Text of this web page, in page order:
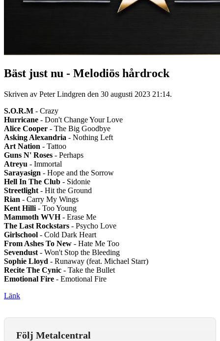
Bäst just nu - Melodiös hårdrock
Skriven av Peter Lindgren den 30 augusti 2023 21:14.
S.O.R.M - Crazy
Hurricane - Don't Change Your Love
Alice Cooper - The Big Goodbye
Asking Alexandria - Nothing Left
Art Nation - Tattoo
Guns N' Roses - Perhaps
Atreyu - Immortal
Sarayasign - Hope and the Sorrow
Hell In The Club - Sidonie
Streetlight - Hit the Ground
Rian - Carry My Wings
Kent Hilli - Too Young
Mammoth WVH- Erase Me
The Last Rockstars - Psycho Love
Girlschool - Cold Dark Heart
From Ashes To New - Hate Me Too
Sevendust - Won't Stop the Bleeding
Sophie Lloyd - Runaway (feat. Michael Starr)
Recite The Cynic - Take the Bullet
Emotional Fire - Emotional Fire
Länk
Följ Metalcentral